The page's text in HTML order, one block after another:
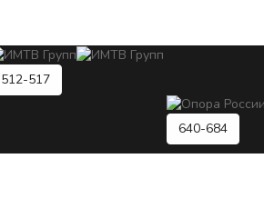
512-517
640-684